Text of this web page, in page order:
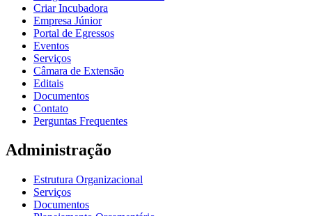
Criar Incubadora
Empresa Júnior
Portal de Egressos
Eventos
Serviços
Câmara de Extensão
Editais
Documentos
Contato
Perguntas Frequentes
Administração
Estrutura Organizacional
Serviços
Documentos